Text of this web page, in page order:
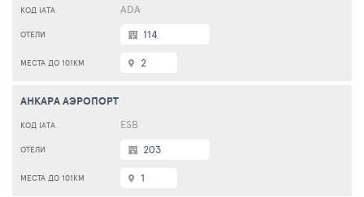
ADA
114
2
АНКАРА АЭРОПОРТ
ESB
203
1